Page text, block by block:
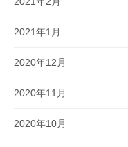
2021年1月
2020年12月
2020年11月
2020年10月